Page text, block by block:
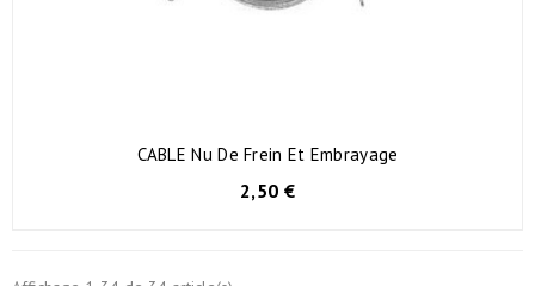
CABLE Nu De Frein Et Embrayage
2,50 €